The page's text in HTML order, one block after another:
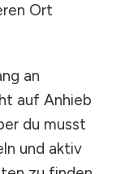
Ort
an
auf Anhieb
du musst
und aktiv